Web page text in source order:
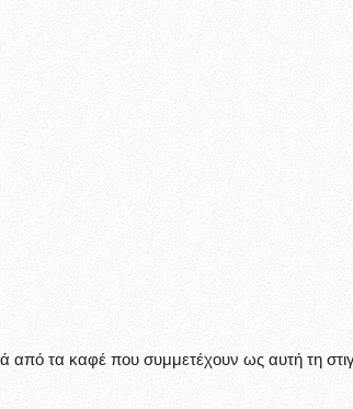
από τα καφέ που συμμετέχουν ως αυτή τη